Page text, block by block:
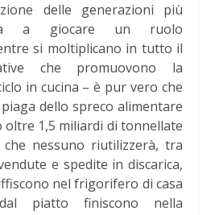
delle generazioni più
a giocare un ruolo
si moltiplicano in tutto il
che promuovono la
in cucina – è pur vero che
piaga dello spreco alimentare
oltre 1,5 miliardi di tonnellate
nessuno riutilizzerà, tra
e spedite in discarica,
nel frigorifero di casa
piatto finiscono nella